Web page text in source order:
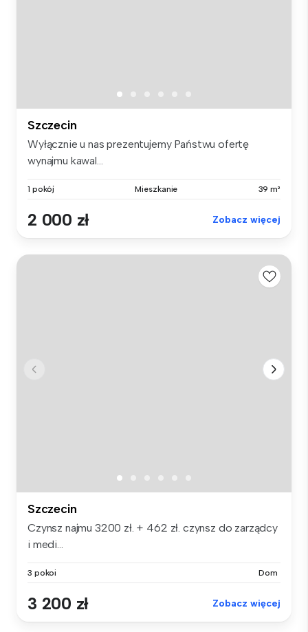
Szczecin
Wyłącznie u nas prezentujemy Państwu ofertę
wynajmu kawal...
1 pokój Mieszkanie 39 m²
2 000 zł Zobacz więcej
Szczecin
Czynsz najmu 3200 zł. + 462 zł. czynsz do zarządcy
i medi...
3 pokoi Dom
3 200 zł Zobacz więcej